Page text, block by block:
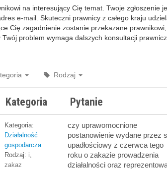
na interesujący Cię temat. Twoje zgłoszenie
e-mail. Skuteczni prawnicy z całego kraju
Cię zagadnienie zostanie przekazane
problem wymaga dalszych konsultacji
Rodzaj
Kategoria Pytanie
Kategoria:
Działalność
gospodarcza
Rodzaj: i,
zakaz
czy uprawomocnione
postanowienie wydane przez
upadłościowy z czerwca tego
roku o zakazie prowadzenia
działalności oraz